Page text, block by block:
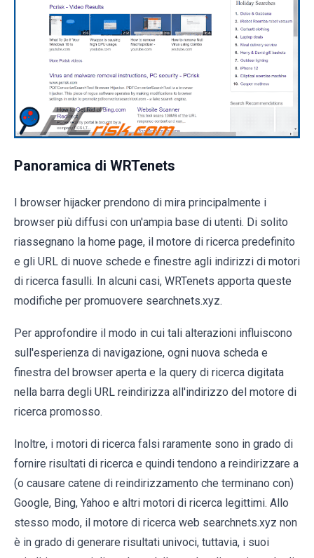
Panoramica di WRTenets
I browser hijacker prendono di mira principalmente i
browser più diffusi con un'ampia base di utenti. Di solito
riassegnano la home page, il motore di ricerca predefinito
e gli URL di nuove schede e finestre agli indirizzi di motori
di ricerca fasulli. In alcuni casi, WRTenets apporta queste
modifiche per promuovere searchnets.xyz.
Per approfondire il modo in cui tali alterazioni influiscono
sull'esperienza di navigazione, ogni nuova scheda e
finestra del browser aperta e la query di ricerca digitata
nella barra degli URL reindirizza all'indirizzo del motore di
ricerca promosso.
Inoltre, i motori di ricerca falsi raramente sono in grado di
fornire risultati di ricerca e quindi tendono a reindirizzare a
(o causare catene di reindirizzamento che terminano con)
Google, Bing, Yahoo e altri motori di ricerca legittimi. Allo
stesso modo, il motore di ricerca web searchnets.xyz non
è in grado di generare risultati univoci, tuttavia, i suoi